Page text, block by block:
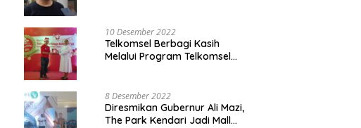
10 Desember 2022
Telkomsel Berbagi Kasih
Melalui Program Telkomsel
8 Desember 2022
Diresmikan Gubernur Ali Mazi,
The Park Kendari Jadi Mall